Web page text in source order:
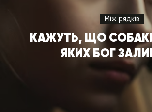
Між рядків
КАЖУТЬ, ЩО
ЯКИХ БОГ